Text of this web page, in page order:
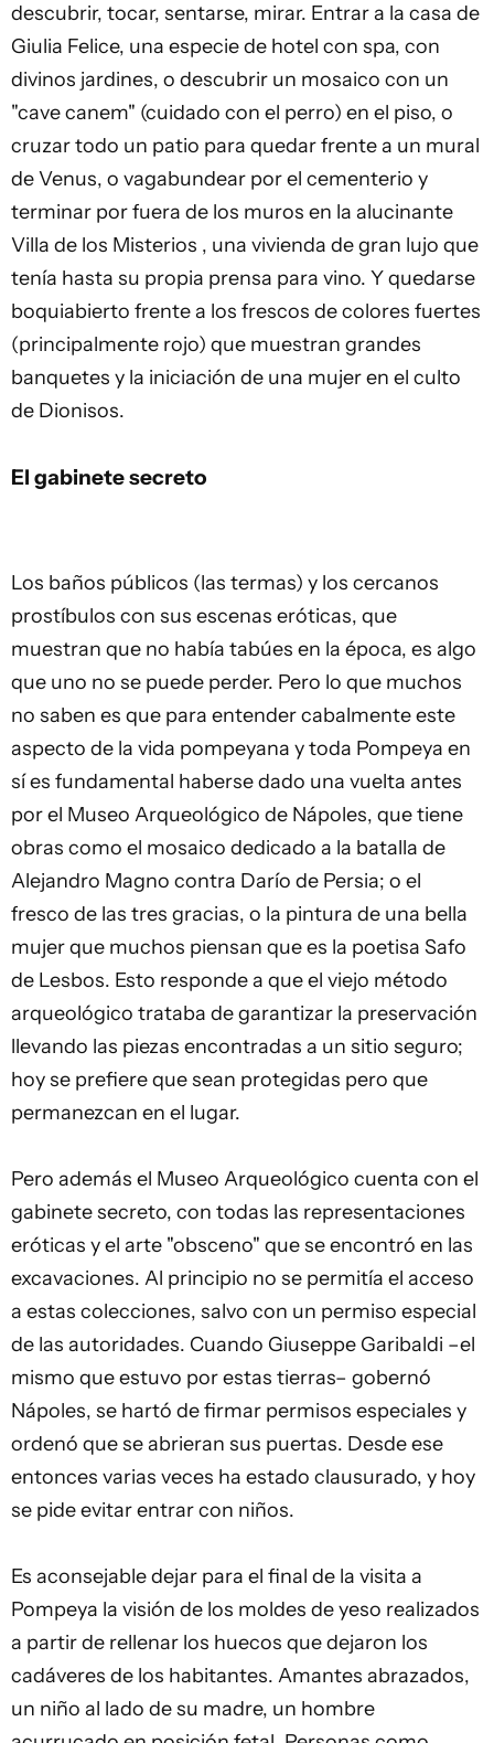
descubrir, tocar, sentarse, mirar. Entrar a la casa de
Giulia Felice, una especie de hotel con spa, con
divinos jardines, o descubrir un mosaico con un
"cave canem" (cuidado con el perro) en el piso, o
cruzar todo un patio para quedar frente a un mural
de Venus, o vagabundear por el cementerio y
terminar por fuera de los muros en la alucinante
Villa de los Misterios , una vivienda de gran lujo que
tenía hasta su propia prensa para vino. Y quedarse
boquiabierto frente a los frescos de colores fuertes
(principalmente rojo) que muestran grandes
banquetes y la iniciación de una mujer en el culto
de Dionisos.
El gabinete secreto
Los baños públicos (las termas) y los cercanos
prostíbulos con sus escenas eróticas, que
muestran que no había tabúes en la época, es algo
que uno no se puede perder. Pero lo que muchos
no saben es que para entender cabalmente este
aspecto de la vida pompeyana y toda Pompeya en
sí es fundamental haberse dado una vuelta antes
por el Museo Arqueológico de Nápoles, que tiene
obras como el mosaico dedicado a la batalla de
Alejandro Magno contra Darío de Persia; o el
fresco de las tres gracias, o la pintura de una bella
mujer que muchos piensan que es la poetisa Safo
de Lesbos. Esto responde a que el viejo método
arqueológico trataba de garantizar la preservación
llevando las piezas encontradas a un sitio seguro;
hoy se prefiere que sean protegidas pero que
permanezcan en el lugar.
Pero además el Museo Arqueológico cuenta con el
gabinete secreto, con todas las representaciones
eróticas y el arte "obsceno" que se encontró en las
excavaciones. Al principio no se permitía el acceso
a estas colecciones, salvo con un permiso especial
de las autoridades. Cuando Giuseppe Garibaldi –el
mismo que estuvo por estas tierras– gobernó
Nápoles, se hartó de firmar permisos especiales y
ordenó que se abrieran sus puertas. Desde ese
entonces varias veces ha estado clausurado, y hoy
se pide evitar entrar con niños.
Es aconsejable dejar para el final de la visita a
Pompeya la visión de los moldes de yeso realizados
a partir de rellenar los huecos que dejaron los
cadáveres de los habitantes. Amantes abrazados,
un niño al lado de su madre, un hombre